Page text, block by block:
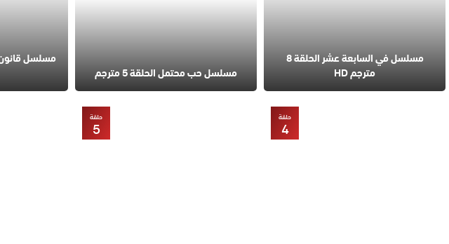
مسلسل في السابعة عشر الحلقة 8
مترجم HD
مسلسل حب محتمل الحلقة 5 مترجم
حلقة
4
حلقة
5